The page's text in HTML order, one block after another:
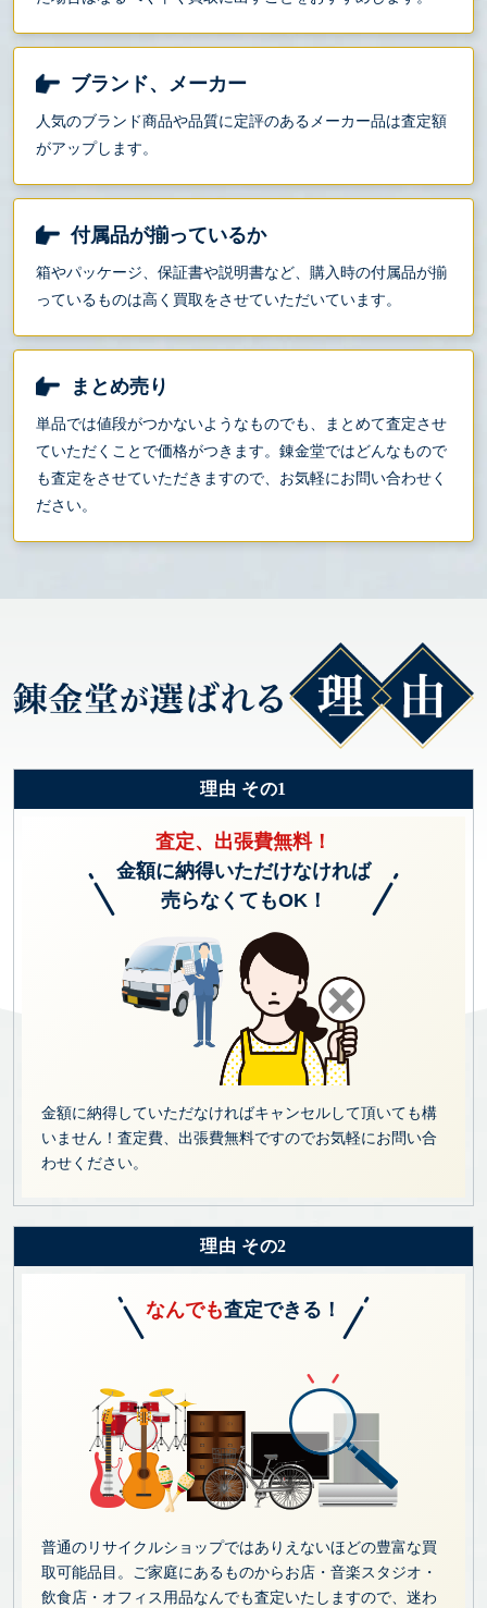
ブランド、メーカー
人気のブランド商品や品質に定評のあるメーカー品は査定額
がアップします。
付属品が揃っているか
箱やパッケージ、保証書や説明書など、購入時の付属品が揃
っているものは高く買取をさせていただいています。
まとめ売り
単品では値段がつかないようなものでも、まとめて査定させ
ていただくことで価格がつきます。錬金堂ではどんなもので
も査定をさせていただきますので、お気軽にお問い合わせく
ださい。
理由 その1
査定、出張費無料！
金額に納得いただけなければ
売らなくてもOK！
金額に納得していただなければキャンセルして頂いても構
いません！査定費、出張費無料ですのでお気軽にお問い合
わせください。
理由 その2
なんでも査定できる！
普通のリサイクルショップではありえないほどの豊富な買
取可能品目。ご家庭にあるものからお店・音楽スタジオ・
飲食店・オフィス用品なんでも査定いたしますので、迷わ